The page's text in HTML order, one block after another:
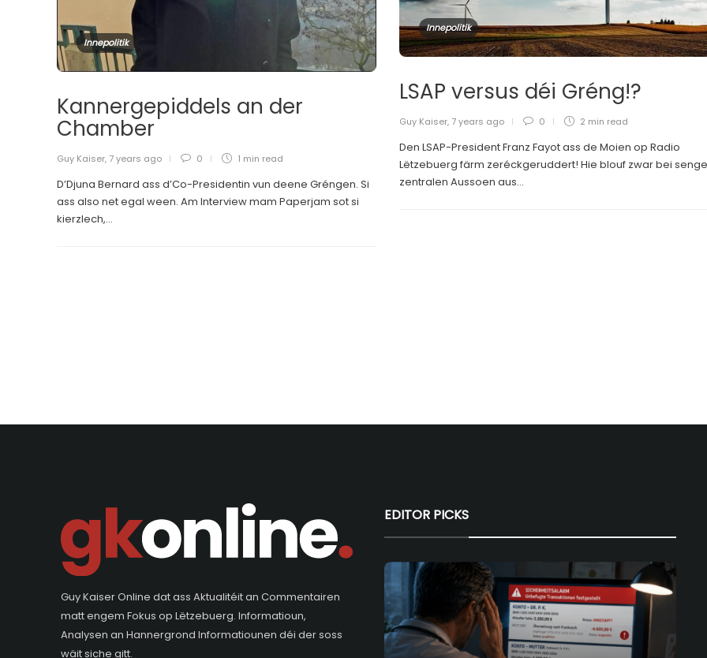
Innepolitik
Kannergepiddels an der
Chamber
Guy Kaiser, 7 years ago 0 1 min read
D’Djuna Bernard ass d’Co-Presidentin vun deene Gréngen. Si
ass also net egal ween. Am Interview mam Paperjam sot si
kierzlech,...
Innepolitik
LSAP versus déi Gréng!?
Guy Kaiser, 7 years ago 0 2 min read
Den LSAP-President Franz Fayot ass de Moien op Radio
Lëtzebuerg färm zeréckgeruddert! Hie blouf zwar bei
zentralen Aussoen aus...
Guy Kaiser Online dat ass Aktualitéit an Commentairen
matt engem Fokus op Lëtzebuerg. Informatioun,
Analysen an Hannergrond Informatiounen déi der soss
wäit siche gitt.
EDITOR PICKS